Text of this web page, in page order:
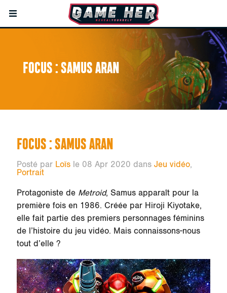
FOCUS : SAMUS ARAN
FOCUS : SAMUS ARAN
Posté par Loïsle 08 Apr 2020 dans Jeu vidéo,
Portrait
Protagoniste de Metroid, Samus apparaît pour la
première fois en 1986. Créée par Hiroji Kiyotake,
elle fait partie des premiers personnages féminins
de l’histoire du jeu vidéo. Mais connaissons-nous
tout d’elle ?